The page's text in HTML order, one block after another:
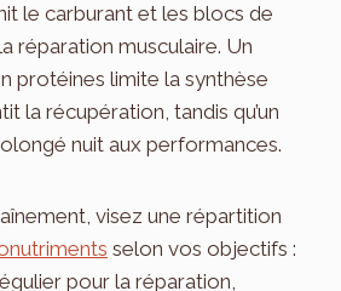
le carburant et les blocs de
réparation musculaire. Un
protéines limite la synthèse
la récupération, tandis qu’un
nuit aux performances.
visez une répartition
selon vos objectifs :
pour la réparation,